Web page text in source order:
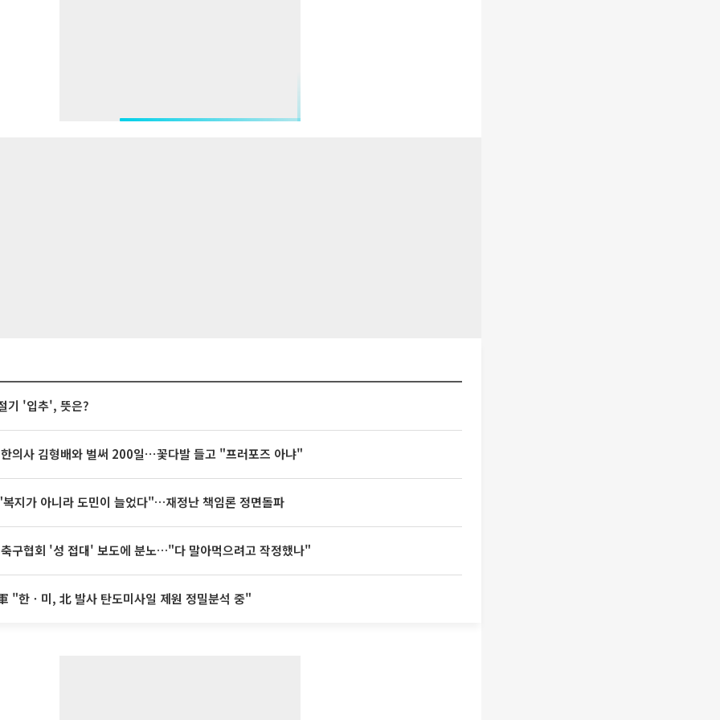
기 '입추', 뜻은?
의사 김형배와 벌써 200일⋯꽃다발 들고 "프러포즈 아냐"
지가 아니라 도민이 늘었다"…재정난 책임론 정면돌파
구협회 '성 접대' 보도에 분노…"다 말아먹으려고 작정했나"
"한ㆍ미, 北 발사 탄도미사일 제원 정밀분석 중"